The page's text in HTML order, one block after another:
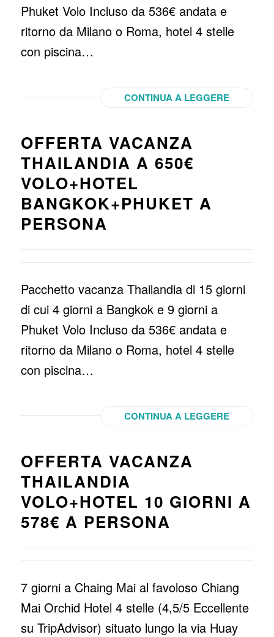
Phuket Volo Incluso da 536€ andata e
ritorno da Milano o Roma, hotel 4 stelle
con piscina…
CONTINUA A LEGGERE
OFFERTA VACANZA
THAILANDIA A 650€
VOLO+HOTEL
BANGKOK+PHUKET A
PERSONA
Pacchetto vacanza Thailandia di 15 giorni
di cui 4 giorni a Bangkok e 9 giorni a
Phuket Volo Incluso da 536€ andata e
ritorno da Milano o Roma, hotel 4 stelle
con piscina…
CONTINUA A LEGGERE
OFFERTA VACANZA
THAILANDIA
VOLO+HOTEL 10 GIORNI A
578€ A PERSONA
7 giorni a Chaing Mai al favoloso Chiang
Mai Orchid Hotel 4 stelle (4,5/5 Eccellente
su TripAdvisor) situato lungo la via Huay